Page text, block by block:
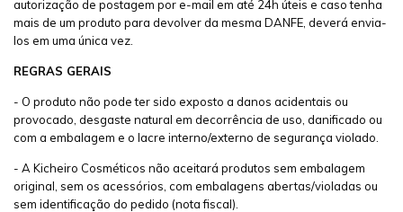
autorização de postagem por e-mail em até 24h úteis e caso tenha
mais de um produto para devolver da mesma DANFE, deverá envia-
los em uma única vez.
REGRAS GERAIS
- O produto não pode ter sido exposto a danos acidentais ou
provocado, desgaste natural em decorrência de uso, danificado ou
com a embalagem e o lacre interno/externo de segurança violado.
- A Kicheiro Cosméticos não aceitará produtos sem embalagem
original, sem os acessórios, com embalagens abertas/violadas ou
sem identificação do pedido (nota fiscal).